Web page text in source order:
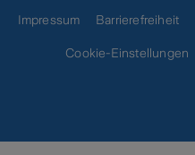
Impressum Barrierefreiheit
Cookie-Einstellungen